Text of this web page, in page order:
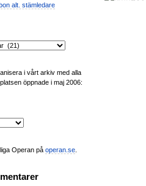
alt. stämledare
i vårt arkiv med alla
öppnade i maj 2006:
Operan på operan.se